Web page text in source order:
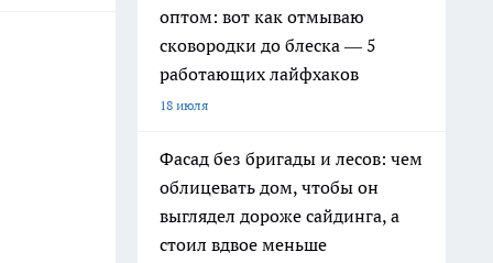
оптом: вот как отмываю
сковородки до блеска — 5
работающих лайфхаков
18 июля
Фасад без бригады и лесов: чем
облицевать дом, чтобы он
выглядел дороже сайдинга, а
стоил вдвое меньше